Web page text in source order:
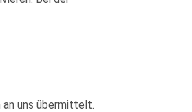
uns übermittelt.